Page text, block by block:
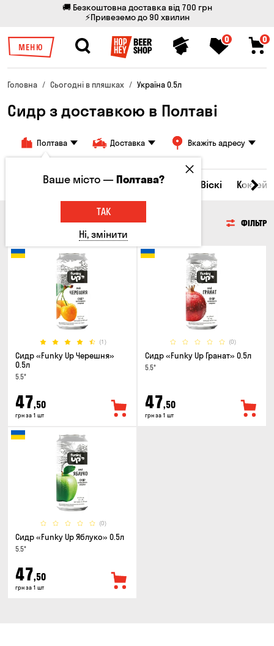
🚚 Безкоштовна доставка від 700 грн
⚡Привеземо до 90 хвилин
МЕНЮ
0 0
Головна Сьогодні в пляшках Україна 0.5л
Сидр з доставкою в Полтаві
Полтава Доставка Вкажіть адресу
Всі товари Пиво Сидр Віскі
ФІЛЬТР
(1)
Сидр «Funky Up Черешня»
0.5л
5.5°
47,50
грн за 1 шт
(0)
Сидр «Funky Up Гранат» 0.5л
5.5°
47,50
грн за 1 шт
(0)
Сидр «Funky Up Яблуко» 0.5л
5.5°
47,50
грн за 1 шт
Ваше місто —Полтава?
ТАК
Ні, змінити